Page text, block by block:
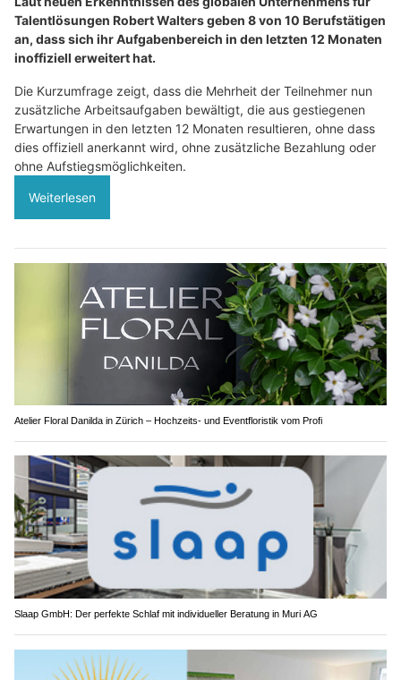
Talentlösungen Robert Walters geben 8 von 10 Berufstätigen
an, dass sich ihr Aufgabenbereich in den letzten 12 Monaten
inoffiziell erweitert hat.
Die Kurzumfrage zeigt, dass die Mehrheit der Teilnehmer nun
zusätzliche Arbeitsaufgaben bewältigt, die aus gestiegenen
Erwartungen in den letzten 12 Monaten resultieren, ohne dass
dies offiziell anerkannt wird, ohne zusätzliche Bezahlung oder
ohne Aufstiegsmöglichkeiten.
Weiterlesen
Atelier Floral Danilda in Zürich – Hochzeits- und Eventfloristik vom Profi
Slaap GmbH: Der perfekte Schlaf mit individueller Beratung in Muri AG